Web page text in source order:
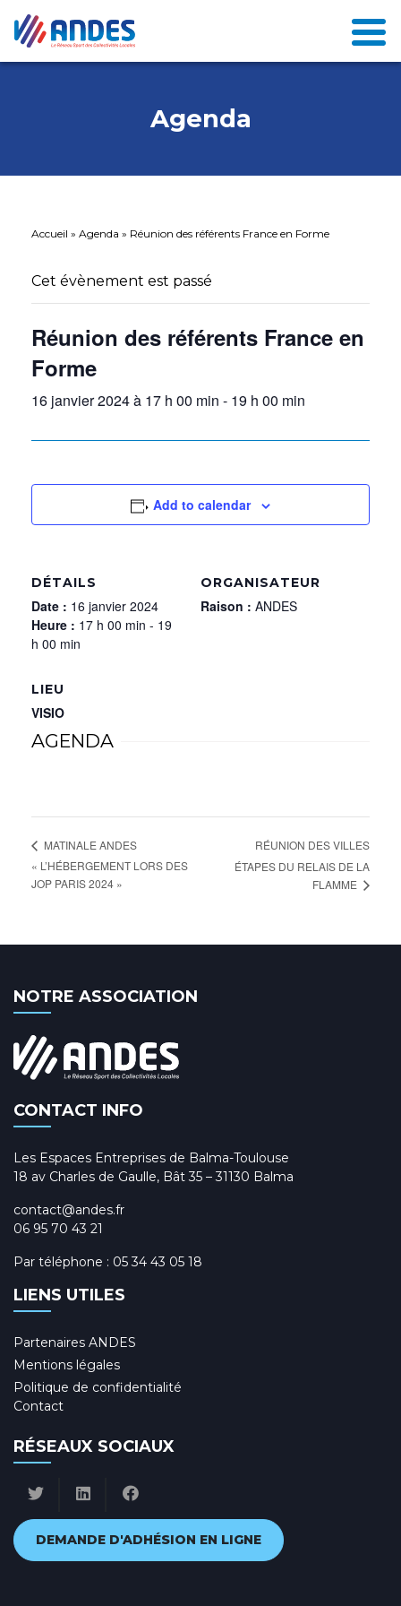
Agenda
Accueil » Agenda » Réunion des référents France en Forme
Cet évènement est passé
Réunion des référents France en
Forme
16 janvier 2024 à 17 h 00 min - 19 h 00 min
Add to calendar
DÉTAILS
Date : 16 janvier 2024
Heure : 17 h 00 min - 19
h 00 min
ORGANISATEUR
Raison : ANDES
LIEU
VISIO
AGENDA
MATINALE ANDES
« L’HÉBERGEMENT LORS DES
JOP PARIS 2024 »
RÉUNION DES VILLES
ÉTAPES DU RELAIS DE LA
FLAMME
NOTRE ASSOCIATION
CONTACT INFO
Les Espaces Entreprises de Balma-Toulouse
18 av Charles de Gaulle, Bât 35 – 31130 Balma
contact@andes.fr
06 95 70 43 21
Par téléphone : 05 34 43 05 18
LIENS UTILES
Partenaires ANDES
Mentions légales
Politique de confidentialité
Contact
RÉSEAUX SOCIAUX
DEMANDE D'ADHÉSION EN LIGNE